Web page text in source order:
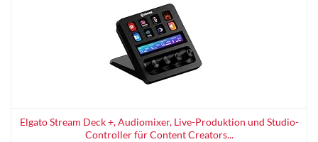
Elgato Stream Deck +, Audiomixer, Live-Produktion und Studio-
Controller für Content Creators...